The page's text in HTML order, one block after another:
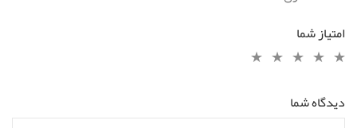
امتیاز شما
دیدگاه شما